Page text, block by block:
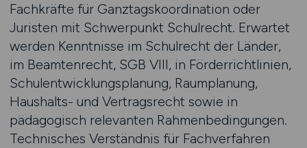
Fachkräfte für Ganztagskoordination oder
Juristen mit Schwerpunkt Schulrecht. Erwartet
werden Kenntnisse im Schulrecht der Länder,
im Beamtenrecht, SGB VIII, in Förderrichtlinien,
Schulentwicklungsplanung, Raumplanung,
Haushalts- und Vertragsrecht sowie in
pädagogisch relevanten Rahmenbedingungen.
Technisches Verständnis für Fachverfahren